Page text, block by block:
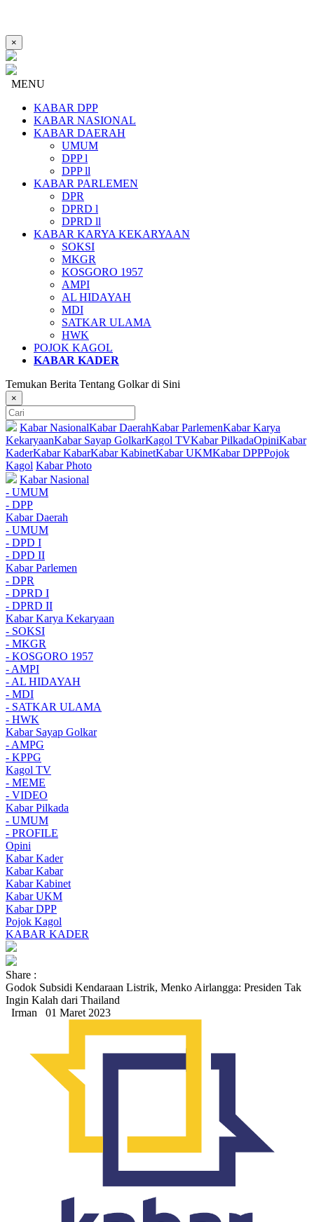
×
MENU
KABAR DPP
KABAR NASIONAL
KABAR DAERAH
UMUM
DPP l
DPP ll
KABAR PARLEMEN
DPR
DPRD l
DPRD ll
KABAR KARYA KEKARYAAN
SOKSI
MKGR
KOSGORO 1957
AMPI
AL HIDAYAH
MDI
SATKAR ULAMA
HWK
POJOK KAGOL
KABAR KADER
Temukan Berita Tentang Golkar di Sini
×
Kabar NasionalKabar DaerahKabar ParlemenKabar Karya
KekaryaanKabar Sayap GolkarKagol TVKabar PilkadaOpiniKabar
KaderKabar KabarKabar KabinetKabar UKMKabar DPPPojok
Kagol Kabar Photo
Kabar Nasional
- UMUM
- DPP
Kabar Daerah
- UMUM
- DPD I
- DPD II
Kabar Parlemen
- DPR
- DPRD I
- DPRD II
Kabar Karya Kekaryaan
- SOKSI
- MKGR
- KOSGORO 1957
- AMPI
- AL HIDAYAH
- MDI
- SATKAR ULAMA
- HWK
Kabar Sayap Golkar
- AMPG
- KPPG
Kagol TV
- MEME
- VIDEO
Kabar Pilkada
- UMUM
- PROFILE
Opini
Kabar Kader
Kabar Kabar
Kabar Kabinet
Kabar UKM
Kabar DPP
Pojok Kagol
KABAR KADER
Share :
Godok Subsidi Kendaraan Listrik, Menko Airlangga: Presiden Tak
Ingin Kalah dari Thailand
Irman
01 Maret 2023